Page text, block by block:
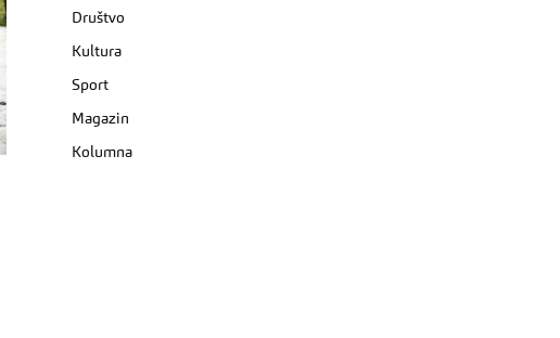
Društvo
Kultura
Sport
Magazin
Kolumna